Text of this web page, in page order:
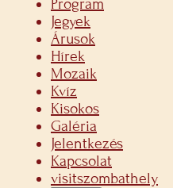
Program
Jegyek
Árusok
Hírek
Mozaik
Kvíz
Kisokos
Galéria
Jelentkezés
Kapcsolat
visitszombathely